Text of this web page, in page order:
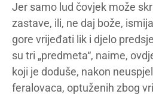
Jer samo lud čovjek može
zastave, ili, ne daj bože,
gore vrijeđati lik i djelo
su tri „predmeta“, naime,
koji je doduše, nakon
feralovaca, optuženih zbog